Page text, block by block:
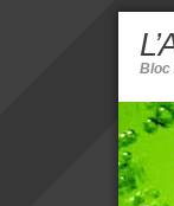
Bloc